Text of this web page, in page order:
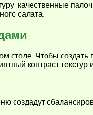
качественные
салата.
столе. Чтобы создать
контраст текстур
создадут